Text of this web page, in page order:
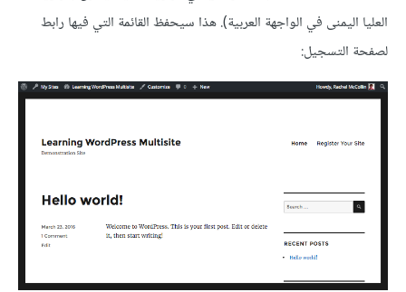
العليا اليمنى في الواجهة العربية). هذا سيحفظ القائمة التي فيها رابط
لصفحة التسجيل: